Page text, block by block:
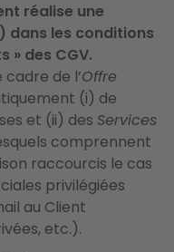
réalise une
dans les conditions
» des CGV.
de l’Offre
(i) de
et (ii) des Services
comprennent
raccourcis le cas
privilégiées
au Client
etc.).